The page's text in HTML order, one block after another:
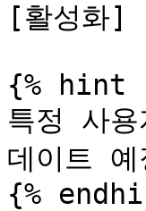
[활성화]
{% hint
특정 사
데이트 예
{%